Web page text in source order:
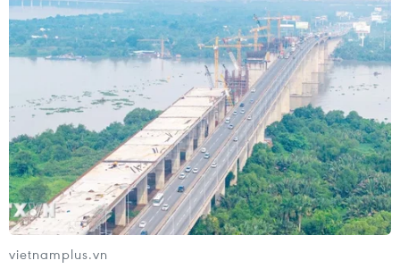
vietnamplus.vn